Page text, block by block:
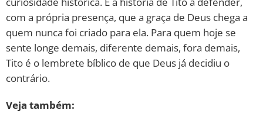
com a própria presença, que a graça de Deus chega a
quem nunca foi criado para ela. Para quem hoje se
sente longe demais, diferente demais, fora demais,
Tito é o lembrete bíblico de que Deus já decidiu o
contrário.
Veja também: